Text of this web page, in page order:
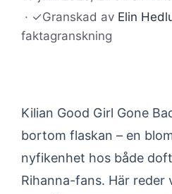
· ✓Granskad av Elin
faktagranskning
Kilian Good Girl Gone
bortom flaskan – en
nyfikenhet hos både
Rihanna-fans. Här reder